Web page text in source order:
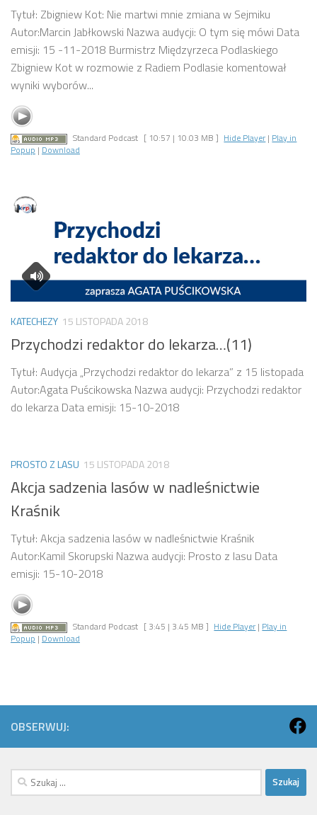
Tytuł: Zbigniew Kot: Nie martwi mnie zmiana w Sejmiku
Autor:Marcin Jabłkowski Nazwa audycji: O tym się mówi Data
emisji: 15 -11-2018 Burmistrz Międzyrzeca Podlaskiego
Zbigniew Kot w rozmowie z Radiem Podlasie komentował
wyniki wyborów...
Standard Podcast [ 10:57 | 10.03 MB ] Hide Player | Play in
Popup | Download
KATECHEZY 15 LISTOPADA 2018
Przychodzi redaktor do lekarza…(11)
Tytuł: Audycja „Przychodzi redaktor do lekarza” z 15 listopada
Autor:Agata Puścikowska Nazwa audycji: Przychodzi redaktor
do lekarza Data emisji: 15-10-2018
PROSTO Z LASU 15 LISTOPADA 2018
Akcja sadzenia lasów w nadleśnictwie
Kraśnik
Tytuł: Akcja sadzenia lasów w nadleśnictwie Kraśnik
Autor:Kamil Skorupski Nazwa audycji: Prosto z lasu Data
emisji: 15-10-2018
Standard Podcast [ 3:45 | 3.45 MB ] Hide Player | Play in
Popup | Download
OBSERWUJ:
Szukaj: